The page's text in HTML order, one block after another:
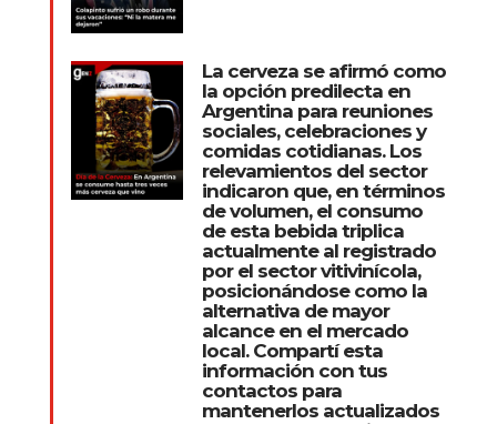
La cerveza se afirmó como
la opción predilecta en
Argentina para reuniones
sociales, celebraciones y
comidas cotidianas. Los
relevamientos del sector
indicaron que, en términos
de volumen, el consumo
de esta bebida triplica
actualmente al registrado
por el sector vitivinícola,
posicionándose como la
alternativa de mayor
alcance en el mercado
local. Compartí esta
información con tus
contactos para
mantenerlos actualizados